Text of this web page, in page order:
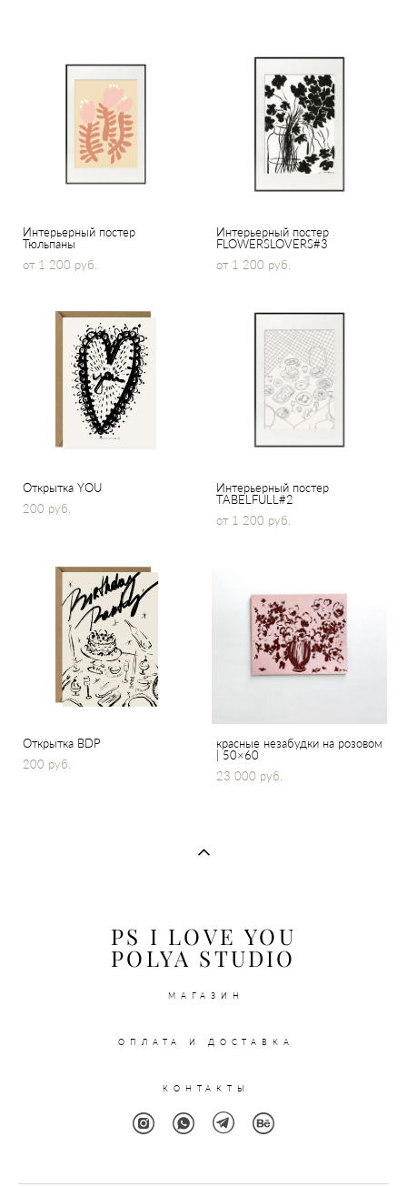
Интерьерный постер
Тюльпаны
от 1 200 pуб.
Интерьерный постер
FLOWERSLOVERS#3
от 1 200 pуб.
Открытка YOU
200 pуб.
Интерьерный постер
TABELFULL#2
от 1 200 pуб.
Открытка BDP
200 pуб.
красные незабудки на розовом
| 50×60
23 000 pуб.
PS I LOVE YOU
POLYA STUDIO
МАГАЗИН
ОПЛАТА И ДОСТАВКА
КОНТАКТЫ